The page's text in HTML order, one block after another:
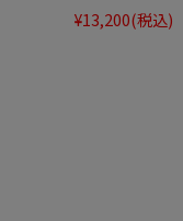
¥13,200(税込)